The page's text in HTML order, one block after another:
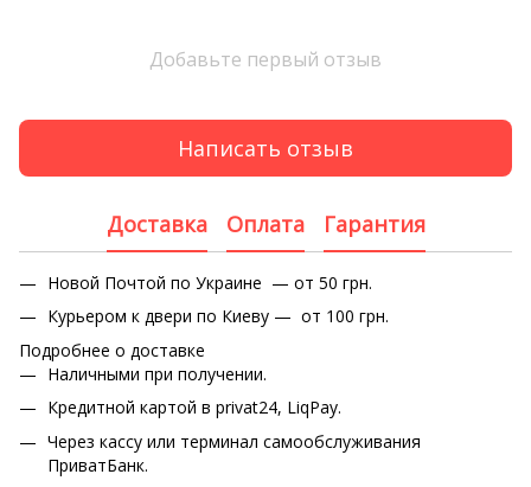
Добавьте первый отзыв
Написать отзыв
Доставка Оплата Гарантия
Новой Почтой по Украине — от 50 грн.
Курьером к двери по Киеву — от 100 грн.
Подробнее о доставке
Наличными при получении.
Кредитной картой в privat24, LiqPay.
Через кассу или терминал самообслуживания
ПриватБанк.